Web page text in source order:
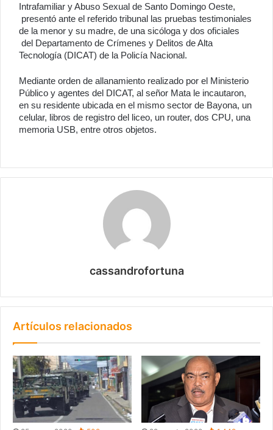
Intrafamiliar y Abuso Sexual de Santo Domingo Oeste,
presentó ante el referido tribunal las pruebas testimoniales
de la menor y su madre, de una sicóloga y dos oficiales
del Departamento de Crímenes y Delitos de Alta
Tecnología (DICAT) de la Policía Nacional.
Mediante orden de allanamiento realizado por el Ministerio
Público y agentes del DICAT, al señor Mata le incautaron,
en su residente ubicada en el mismo sector de Bayona, un
celular, libros de registro del liceo, un router, dos CPU, una
memoria USB, entre otros objetos.
cassandrofortuna
Artículos relacionados